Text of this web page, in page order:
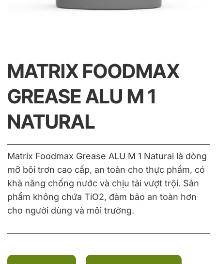
MATRIX FOODMAX
GREASE ALU M 1
NATURAL
Matrix Foodmax Grease ALU M 1 Natural là dòng
mỡ bôi trơn cao cấp, an toàn cho thực phẩm, có
khả năng chống nước và chịu tải vượt trội. Sản
phẩm không chứa TiO2, đảm bảo an toàn hơn
cho người dùng và môi trường.